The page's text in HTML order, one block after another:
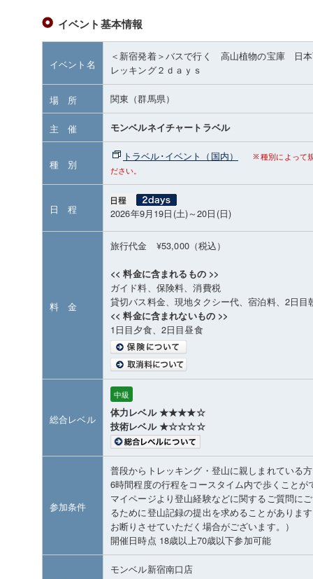
イベント基本情報
イベント名
＜新宿発着＞バスで行く 高山植物の宝庫 日
レッキング２ｄａｙｓ
場 所 関東（群馬県）
主 催 モンベルネイチャートラベル
種 別
トラベル･イベント（国内）
種別によって
ださい。
日 程 2026年9月19日(土)～20日(日)
料 金
旅行代金 ¥53,000（税込）
<< 料金に含まれるもの >>
ガイド料、保険料、消費税
貸切バス料金、現地タクシー代、宿泊料、2日目
<< 料金に含まれないもの >>
1日目夕食、2日目昼食
総合レベル
中級
体力レベル ★★★★☆
技術レベル ★☆☆☆☆
参加条件
普段からトレッキング・登山に親しまれている
6時間程度の行程をコースタイム内で歩くことが
マイページより登山経験などに関するご質問に
るために登山記録の提出を求めることがありま
お断りさせていただく場合がございます。）
開催日時点 18歳以上70歳以下参加可能
モンベル新宿南口店